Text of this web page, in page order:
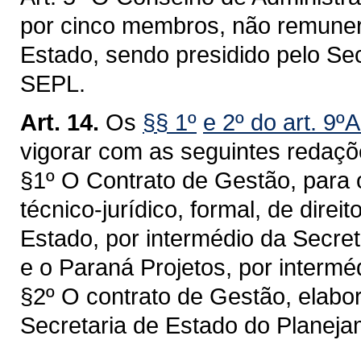
por cinco membros, não
Estado, sendo presidido pelo
SEPL.
Art. 14. Os §§ 1º e 2º do art.
vigorar com as seguintes
§1º O Contrato de Gestão,
técnico-jurídico, formal, de
Estado, por intermédio da
e o Paraná Projetos, por
§2º O contrato de Gestão,
Secretaria de Estado do